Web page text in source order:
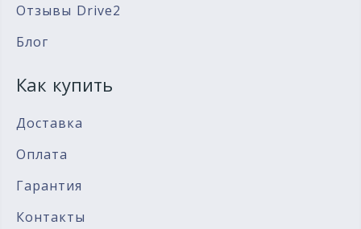
Отзывы Drive2
Блог
Как купить
Доставка
Оплата
Гарантия
Контакты